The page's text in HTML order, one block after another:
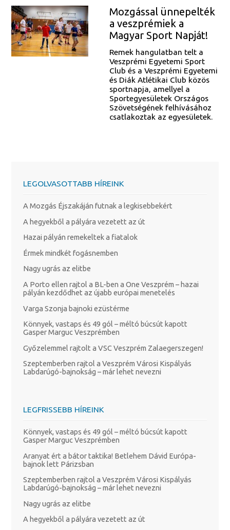
Mozgással ünnepelték
a veszprémiek a
Magyar Sport Napját!
Remek hangulatban telt a
Veszprémi Egyetemi Sport
Club és a Veszprémi Egyetemi
és Diák Atlétikai Club közös
sportnapja, amellyel a
Sportegyesületek Országos
Szövetségének felhívásához
csatlakoztak az egyesületek.
LEGOLVASOTTABB HÍREINK
A Mozgás Éjszakáján futnak a legkisebbekért
A hegyekből a pályára vezetett az út
Hazai pályán remekeltek a fiatalok
Érmek mindkét fogásnemben
Nagy ugrás az elitbe
A Porto ellen rajtol a BL-ben a One Veszprém – hazai
pályán kezdődhet az újabb európai menetelés
Varga Szonja bajnoki ezüstérme
Könnyek, vastaps és 49 gól – méltó búcsút kapott
Gasper Marguc Veszprémben
Győzelemmel rajtolt a VSC Veszprém Zalaegerszegen!
Szeptemberben rajtol a Veszprém Városi Kispályás
Labdarúgó-bajnokság – már lehet nevezni
LEGFRISSEBB HÍREINK
Könnyek, vastaps és 49 gól – méltó búcsút kapott
Gasper Marguc Veszprémben
Aranyat ért a bátor taktika! Betlehem Dávid Európa-
bajnok lett Párizsban
Szeptemberben rajtol a Veszprém Városi Kispályás
Labdarúgó-bajnokság – már lehet nevezni
Nagy ugrás az elitbe
A hegyekből a pályára vezetett az út